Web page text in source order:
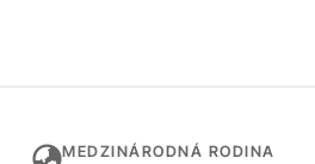
MEDZINÁRODNÁ RODINA